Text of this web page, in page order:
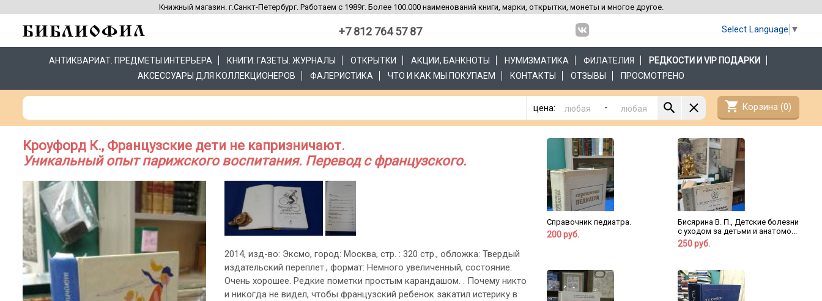
Книжный магазин. г.Санкт-Петербург. Работаем с 1989г. Более 100.000 наименований книги, марки, открытки, монеты и многое другое.
+7 812 764 57 87 Select Language ▼
АНТИКВАРИАТ. ПРЕДМЕТЫ ИНТЕРЬЕРА КНИГИ. ГАЗЕТЫ. ЖУРНАЛЫ ОТКРЫТКИ АКЦИИ, БАНКНОТЫ НУМИЗМАТИКА ФИЛАТЕЛИЯ
РЕДКОСТИ И VIP ПОДАРКИ
АКСЕССУАРЫ ДЛЯ КОЛЛЕКЦИОНЕРОВ
ФАЛЕРИСТИКА ЧТО И КАК МЫ ПОКУПАЕМ КОНТАКТЫ ОТЗЫВЫ ПРОСМОТРЕНО
цена: - shopping_cart Корзина (0)
Кроуфорд К., Французские дети не капризничают.
Уникальный опыт парижского воспитания. Перевод с французского.
2014, изд-во: Эксмо, город: Москва, стр. : 320 стр., обложка: Твердый
издательский переплет., формат: Немного увеличенный, состояние:
Очень хорошее. Редкие пометки простым карандашом. . Почему никто
и никогда не видел, чтобы французский ребенок закатил истерику в
Справочник педиатра.
200 руб.
Бисярина В. П., Детские болезни
с уходом за детьми и анатомо...
250 руб.